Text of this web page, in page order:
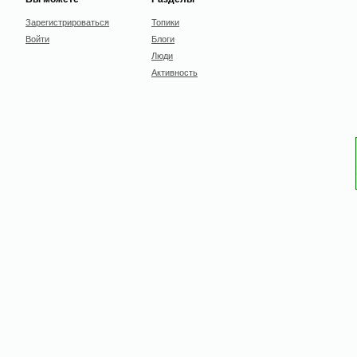
Зарегистрироваться
Войти
Топики
Блоги
Люди
Активность